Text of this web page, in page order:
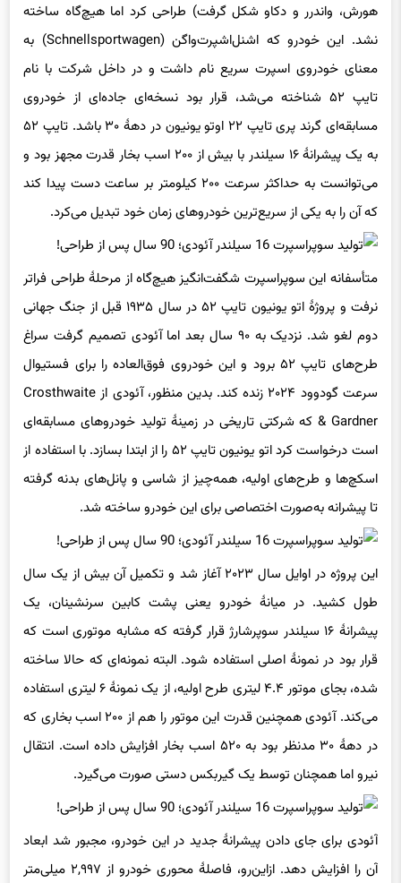
هورش، واندرر و دکاو شکل گرفت) طراحی کرد اما هیچ‌گاه ساخته
نشد. این خودرو که اشنل‌اشپرت‌واگن (Schnellsportwagen) به
معنای خودروی اسپرت سریع نام داشت و در داخل شرکت با نام
تایپ ۵۲ شناخته می‌شد، قرار بود نسخه‌ای جاده‌ای از خودروی
مسابقه‌ای گرند پری تایپ ۲۲ اوتو یونیون در دههٔ ۳۰ باشد. تایپ ۵۲
به یک پیشرانهٔ ۱۶ سیلندر با بیش از ۲۰۰ اسب بخار قدرت مجهز بود و
می‌توانست به حداکثر سرعت ۲۰۰ کیلومتر بر ساعت دست پیدا کند
که آن را به یکی از سریع‌ترین خودروهای زمان خود تبدیل می‌کرد.
متأسفانه این سوپراسپرت شگفت‌انگیز هیچ‌گاه از مرحلهٔ طراحی فراتر
نرفت و پروژهٔ اتو یونیون تایپ ۵۲ در سال ۱۹۳۵ قبل از جنگ جهانی
دوم لغو شد. نزدیک به ۹۰ سال بعد اما آئودی تصمیم گرفت سراغ
طرح‌های تایپ ۵۲ برود و این خودروی فوق‌العاده را برای فستیوال
سرعت گودوود ۲۰۲۴ زنده کند. بدین منظور، آئودی از Crosthwaite
& Gardner که شرکتی تاریخی در زمینهٔ تولید خودروهای مسابقه‌ای
است درخواست کرد اتو یونیون تایپ ۵۲ را از ابتدا بسازد. با استفاده از
اسکچ‌ها و طرح‌های اولیه، همه‌چیز از شاسی و پانل‌های بدنه گرفته
تا پیشرانه به‌صورت اختصاصی برای این خودرو ساخته شد.
این پروژه در اوایل سال ۲۰۲۳ آغاز شد و تکمیل آن بیش از یک سال
طول کشید. در میانهٔ خودرو یعنی پشت کابین سرنشینان، یک
پیشرانهٔ ۱۶ سیلندر سوپرشارژ قرار گرفته که مشابه موتوری است که
قرار بود در نمونهٔ اصلی استفاده شود. البته نمونه‌ای که حالا ساخته
شده، بجای موتور ۴.۴ لیتری طرح اولیه، از یک نمونهٔ ۶ لیتری استفاده
می‌کند. آئودی همچنین قدرت این موتور را هم از ۲۰۰ اسب بخاری که
در دههٔ ۳۰ مدنظر بود به ۵۲۰ اسب بخار افزایش داده است. انتقال
نیرو اما همچنان توسط یک گیربکس دستی صورت می‌گیرد.
آئودی برای جای دادن پیشرانهٔ جدید در این خودرو، مجبور شد ابعاد
آن را افزایش دهد. ازاین‌رو، فاصلهٔ محوری خودرو از ۲,۹۹۷ میلی‌متر